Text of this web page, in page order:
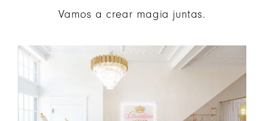
Vamos a crear magia juntas.